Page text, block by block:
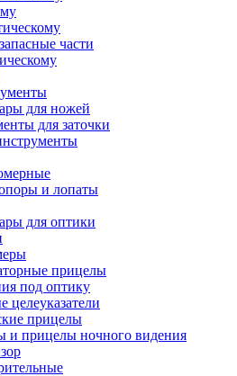
части
для ножей
для заточки
и лопаты
для оптики
прицелы
под оптику
целеуказатели
прицелы
и прицелы ночного видения